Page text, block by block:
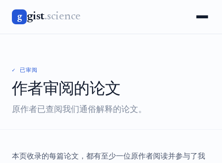
g gist.science
✓ 已审阅
作者审阅的论文
原作者已查阅我们通俗解释的论文。
本页收录的每篇论文，都有至少一位原作者阅读并参与了我